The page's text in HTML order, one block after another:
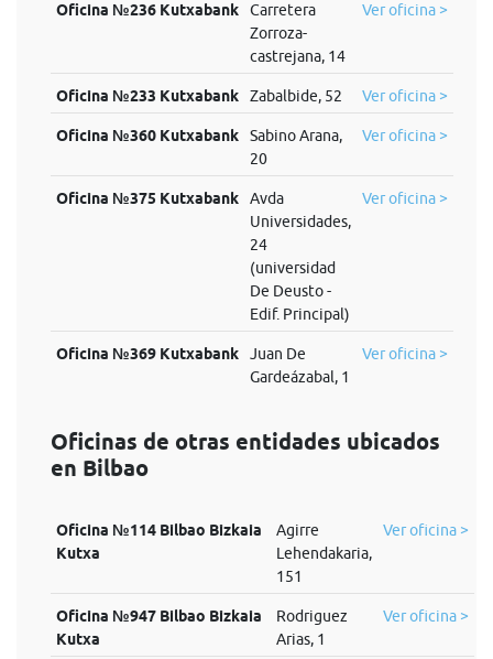
Oficina №236 Kutxabank
Carretera
Zorroza-
castrejana, 14
Ver oficina >
Oficina №233 Kutxabank Zabalbide, 52 Ver oficina >
Oficina №360 Kutxabank
Sabino Arana,
20
Ver oficina >
Oficina №375 Kutxabank
Avda
Universidades,
24
(universidad
De Deusto -
Edif. Principal)
Ver oficina >
Oficina №369 Kutxabank
Juan De
Gardeázabal, 1
Ver oficina >
Oficinas de otras entidades ubicados
en Bilbao
Oficina №114 Bilbao Bizkaia
Kutxa
Agirre
Lehendakaria,
151
Ver oficina >
Oficina №947 Bilbao Bizkaia
Kutxa
Rodriguez
Arias, 1
Ver oficina >